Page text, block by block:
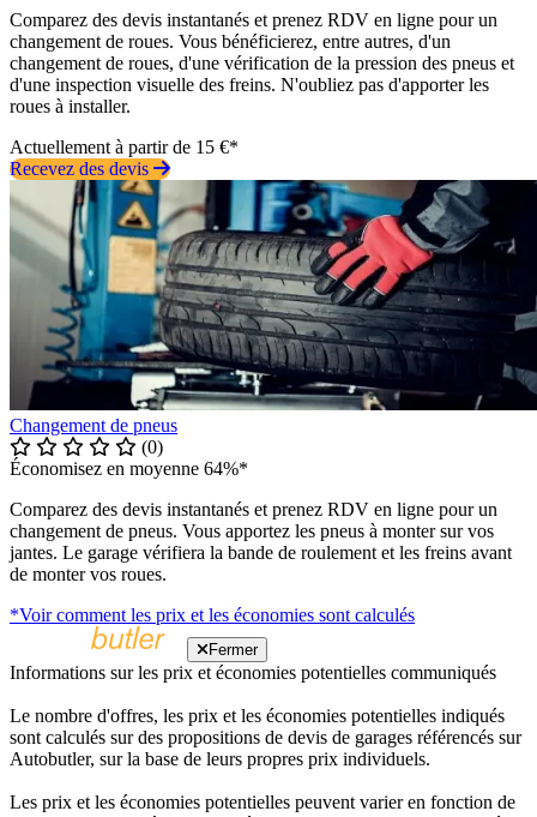
Comparez des devis instantanés et prenez RDV en ligne pour un
changement de roues. Vous bénéficierez, entre autres, d'un
changement de roues, d'une vérification de la pression des pneus et
d'une inspection visuelle des freins. N'oubliez pas d'apporter les
roues à installer.
Actuellement à partir de 15 €*
Recevez des devis
Changement de pneus
(0)
Économisez en moyenne 64%*
Comparez des devis instantanés et prenez RDV en ligne pour un
changement de pneus. Vous apportez les pneus à monter sur vos
jantes. Le garage vérifiera la bande de roulement et les freins avant
de monter vos roues.
*Voir comment les prix et les économies sont calculés
Fermer
Informations sur les prix et économies potentielles communiqués
Le nombre d'offres, les prix et les économies potentielles indiqués
sont calculés sur des propositions de devis de garages référencés sur
Autobutler, sur la base de leurs propres prix individuels.
Les prix et les économies potentielles peuvent varier en fonction de